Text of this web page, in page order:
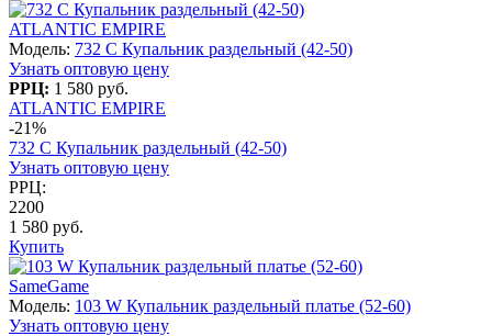
ATLANTIC EMPIRE
Модель: 732 C Купальник раздельный (42-50)
Узнать оптовую цену
РРЦ: 1 580 руб.
ATLANTIC EMPIRE
-21%
732 C Купальник раздельный (42-50)
Узнать оптовую цену
РРЦ:
2200
1 580 руб.
Купить
SameGame
Модель: 103 W Купальник раздельный платье (52-60)
Узнать оптовую цену